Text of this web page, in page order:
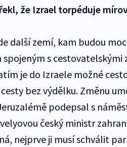
že Izrael torpéduje
další zemí, kam budou
s cestovatelskými
je do Izraele možné
bez výdělku. Změnu
podepsal s
český ministr
nejprve ji musí schválit